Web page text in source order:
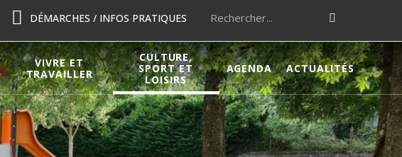
DÉMARCHES / INFOS PRATIQUES
VIVRE ET
TRAVAILLER
CULTURE,
SPORT ET
LOISIRS
AGENDA ACTUALITÉS